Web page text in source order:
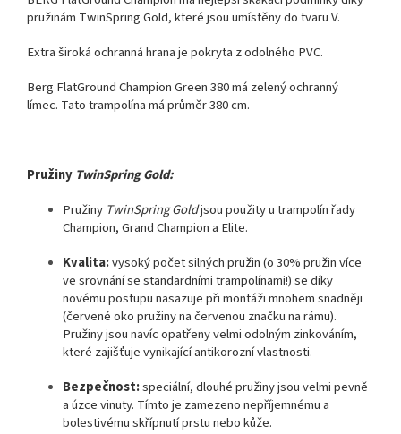
pružinám TwinSpring Gold,které jsou umístěny do tvaru V.
Extra široká ochranná hrana je pokryta z odolného PVC.
Berg FlatGround Champion Green 380 má zelený ochranný
límec. Tato trampolína má průměr 380 cm.
Pružiny TwinSpring Gold:
Pružiny TwinSpring Goldjsou použity u trampolín řady
Champion, Grand Champion a Elite.
Kvalita:vysoký počet silných pružin (o 30% pružin více
ve srovnání se standardními trampolínami!) se díky
novému postupu nasazuje při montáži mnohem snadněji
(červené oko pružiny na červenou značku na rámu).
Pružiny jsou navíc opatřeny velmi odolným zinkováním,
které zajišťuje vynikající antikorozní vlastnosti.
Bezpečnost:speciální, dlouhé pružiny jsou velmi pevně
a úzce vinuty. Tímto je zamezeno nepříjemnému a
bolestivému skřípnutí prstu nebo kůže.